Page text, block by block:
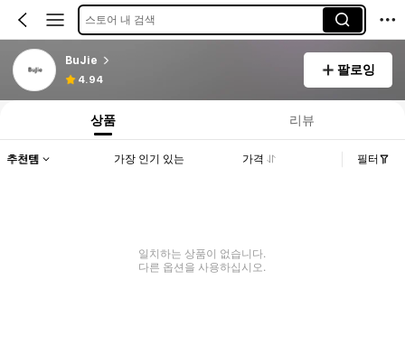
스토어 내 검색
BuJie
4.94
팔로잉
상품 리뷰
추천템 가장 인기 있는 가격 필터
일치하는 상품이 없습니다.
다른 옵션을 사용하십시오.